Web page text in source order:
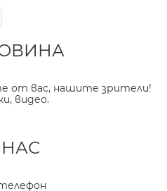
от вас, нашите зрители!
видео.